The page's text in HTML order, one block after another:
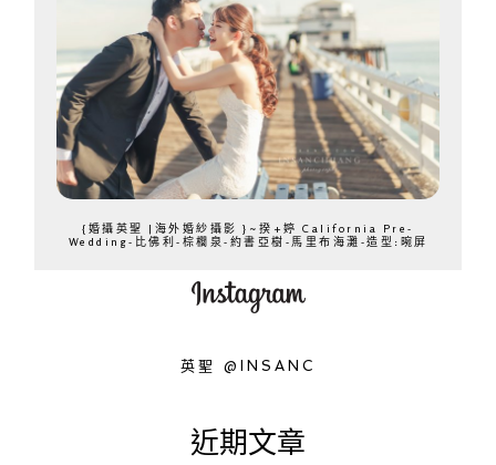
{婚攝英聖 |海外婚紗攝影 }~揆+婷 California Pre-
Wedding-比佛利-棕櫚泉-約書亞樹-馬里布海灘-造型:晼屏
英聖 @INSANC
近期文章